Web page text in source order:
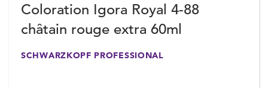
Coloration Igora Royal 4-88
châtain rouge extra 60ml
SCHWARZKOPF PROFESSIONAL